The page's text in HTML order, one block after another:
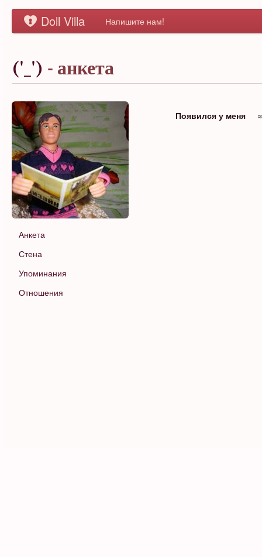
Doll Villa Напишите нам!
('_') - анкета
Анкета
Стена
Упоминания
Отношения
Появился у меня